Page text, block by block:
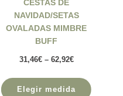
CESTAS DE
NAVIDAD/SETAS
OVALADAS MIMBRE
BUFF
31,46€– 62,92€
Elegir medida